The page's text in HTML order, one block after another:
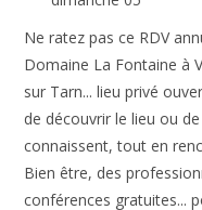
Ne ratez pas ce RDV
Domaine La Fontaine à
sur Tarn... lieu privé
de découvrir le lieu ou
connaissent, tout en
Bien être, des
conférences gratuites...